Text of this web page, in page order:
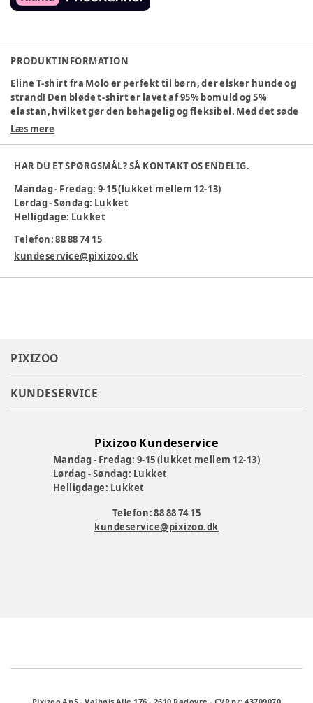
PRODUKTINFORMATION
Eline T-shirt fra Molo er perfekt til børn, der elsker hunde og
strand! Den bløde t-shirt er lavet af 95% bomuld og 5%
elastan, hvilket gør den behagelig og fleksibel. Med det søde
strandmotiv og hund, bliver den hurtigt en favorit.
Sjovt strandmotiv
Maskinvask ved 40 °C
Ideel til leg og hverdag!
Farve:Hvid
Materiale:95% Cotton, 5% Elastane
Læs mere
HAR DU ET SPØRGSMÅL? SÅ KONTAKT OS ENDELIG.
Mandag - Fredag: 9-15 (lukket mellem 12-13)
Lørdag - Søndag: Lukket
Helligdage: Lukket
Telefon: 88 88 74 15
kundeservice@pixizoo.dk
PIXIZOO
KUNDESERVICE
Pixizoo Kundeservice
Mandag - Fredag: 9-15 (lukket mellem 12-13)
Lørdag - Søndag: Lukket
Helligdage: Lukket
Telefon: 88 88 74 15
kundeservice@pixizoo.dk